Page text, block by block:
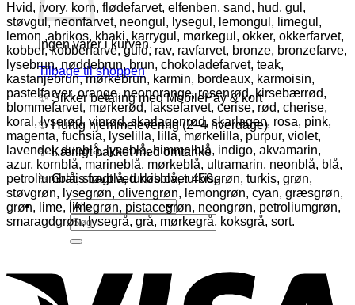
Ingen varer i kurven.
Tilbage til shoppen
✨ Sikker betaling med MobilePay & kort
✨ Hurtig hjemmelevering (2–4 hverdage)
✨ Kærligt pakket med omtanke
✨ Gratis fragt ved køb over 450,-
Søg
efter:
Hvid, ivory, korn, flødefarvet, elfenben, sand, hud, gul,
støvgul, neonfarvet, neongul, lysegul, lemongul, limegul,
lemon ,abrikos, khaki, karrygul, mørkegul, okker, okkerfarvet,
kobber, kobberfarve, guld, rav, ravfarvet, bronze, bronzefarve,
lysebrun, nøddebrun, brun, chokoladefarvet, teak,
kastanjebrun, mørkebrun, karmin, bordeaux, karmoisin,
pastelfarver, orange, neonorange, rosenrød, kirsebærrød,
blommefarvet, mørkerød, laksefarvet, cerise, rød, cherise,
koral, lyserød, vinrød, skarlagenrød, skarlagen, rosa, pink,
magenta, fuchsia, lyselilla, lilla, mørkelilla, purpur, violet,
lavendel, dueblå, lyseblå, himmelblå, indigo, akvamarin,
azur, kornblå, marineblå, mørkeblå, ultramarin, neonblå, blå,
petroliumblå, støvblå, turkisblå, turkisgrøn, turkis, grøn,
støvgrøn, lysegrøn, olivengrøn, lemongrøn, cyan, græsgrøn,
grøn, lime, limegrøn, pistacegrøn, neongrøn, petroliumgrøn,
smaragdgrøn, lysegrå, grå, mørkegrå, koksgrå, sort.